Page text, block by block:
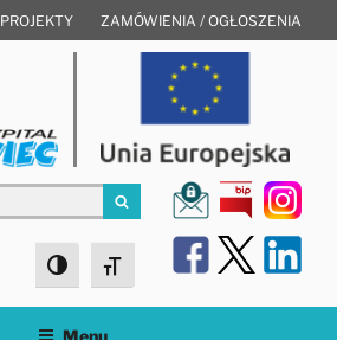
PROJEKTY ZAMÓWIENIA / OGŁOSZENIA
Szukaj
Toggle High Contrast
Toggle Font size
Menu